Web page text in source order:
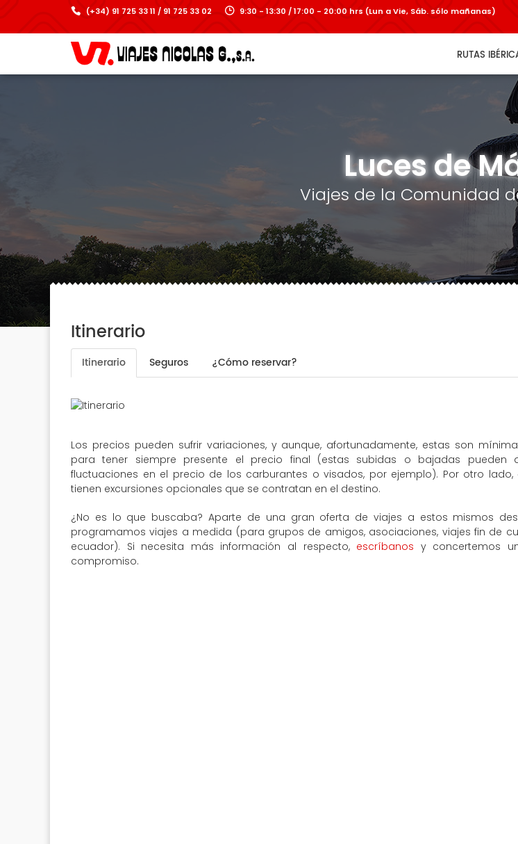
(+34) 91 725 33 11 / 91 725 33 02 9:30 - 13:30 / 17:00 - 20:00 hrs (Lun a Vie, Sáb. sólo mañanas)
RUTAS
Luces de
Viajes de la Comunidad
Itinerario
Itinerario Seguros ¿Cómo reservar?
Los precios pueden sufrir variaciones, y aunque, afortunadamente, estas son
para tener siempre presente el precio final (estas subidas o bajadas pueden
fluctuaciones en el precio de los carburantes o visados, por ejemplo). Por otro lado,
tienen excursiones opcionales que se contratan en el destino.
¿No es lo que buscaba? Aparte de una gran oferta de viajes a estos mismos
programamos viajes a medida (para grupos de amigos, asociaciones, viajes fin de
ecuador). Si necesita más información al respecto, escríbanos y concertemos
compromiso.